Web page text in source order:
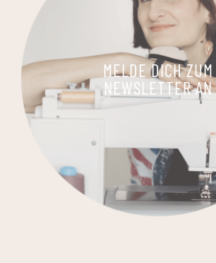
MELDE DICH ZUM
NEWSLETTER AN